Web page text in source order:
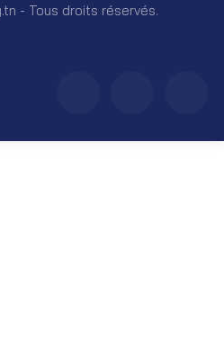
- Tous droits réservés.